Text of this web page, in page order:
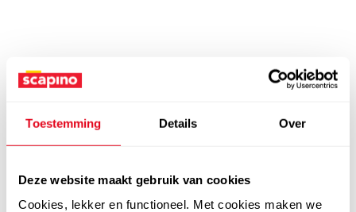
Toestemming Details Over
Deze website maakt gebruik van cookies
Cookies, lekker en functioneel. Met cookies maken we